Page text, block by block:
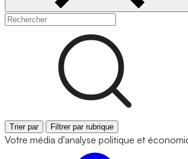
Trier par Filtrer par rubrique
Votre média d'analyse politique et